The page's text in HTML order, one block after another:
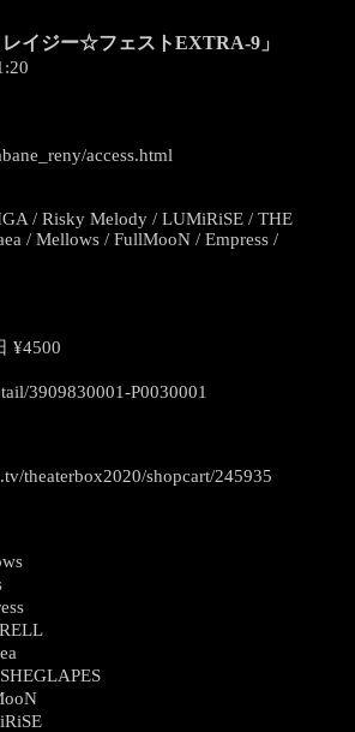
レイジー☆フェストEXTRA-9」
access.html
/ Risky Melody / LUMiRiSE / THE
/ Mellows / FullMooN / Empress /
¥4500
3909830001-P0030001
theaterbox2020/shopcart/245935